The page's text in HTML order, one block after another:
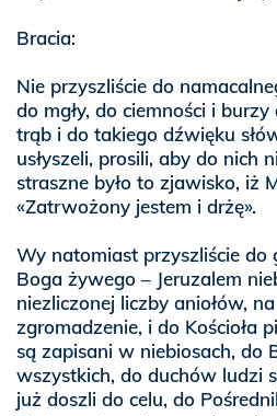
Bracia:
Nie przyszliście do
do mgły, do ciemności i
trąb i do takiego dźwięku
usłyszeli, prosili, aby do nich
straszne było to zjawisko, iż
«Zatrwożony jestem i drżę».
Wy natomiast przyszliście do
Boga żywego – Jeruzalem
niezliczonej liczby aniołów,
zgromadzenie, i do Kościoła
są zapisani w niebiosach, do
wszystkich, do duchów ludzi
już doszli do celu, do